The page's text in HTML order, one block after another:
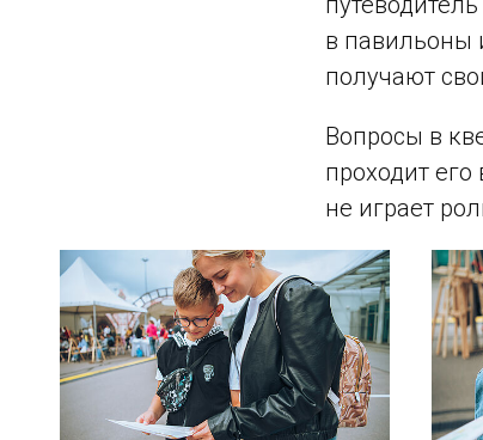
в павильоны
получают
Вопросы в
проходит
не играет